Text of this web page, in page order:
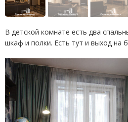
В детской комнате есть два
шкаф и полки. Есть тут и выход на